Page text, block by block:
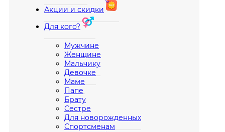
Акции и скидки
Для кого?
Мужчине
Женщине
Мальчику
Девочке
Маме
Папе
Брату
Сестре
Для новорожденных
Спортсменам